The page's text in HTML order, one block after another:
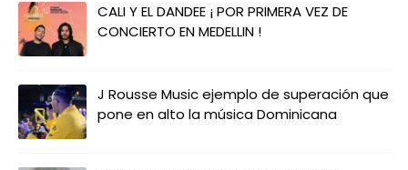
CALI Y EL DANDEE ¡ POR PRIMERA VEZ DE
CONCIERTO EN MEDELLIN !
J Rousse Music ejemplo de superación que
pone en alto la música Dominicana